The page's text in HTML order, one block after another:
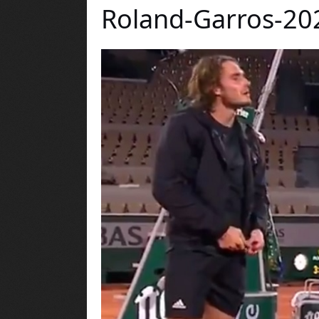
Roland-Garros-